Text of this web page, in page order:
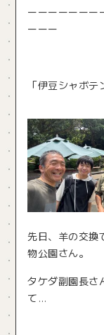
ーーーーーーー
ーーー
「伊豆シャボテ
先日、羊の交換
物公園さん。
タケダ副園長さ
て…